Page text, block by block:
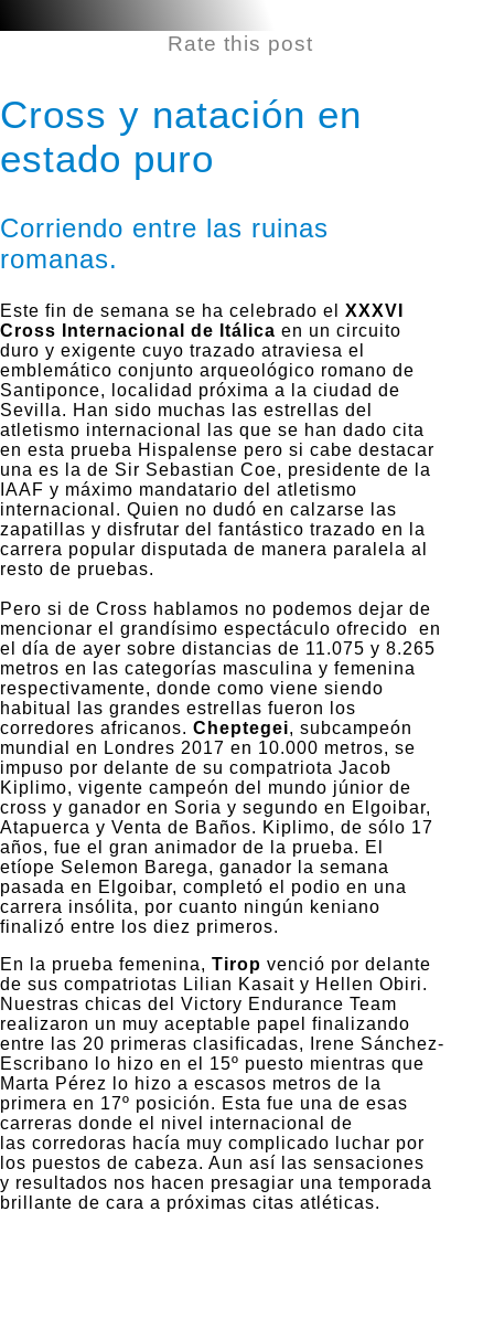
Rate this post
Cross y natación en
estado puro
Corriendo entre las ruinas
romanas.
Este fin de semana se ha celebrado el XXXVI
Cross Internacional de Itálica en un circuito
duro y exigente cuyo trazado atraviesa el
emblemático conjunto arqueológico romano de
Santiponce, localidad próxima a la ciudad de
Sevilla. Han sido muchas las estrellas del
atletismo internacional las que se han dado cita
en esta prueba Hispalense pero si cabe destacar
una es la de Sir Sebastian Coe, presidente de la
IAAF y máximo mandatario del atletismo
internacional. Quien no dudó en calzarse las
zapatillas y disfrutar del fantástico trazado en la
carrera popular disputada de manera paralela al
resto de pruebas.
Pero si de Cross hablamos no podemos dejar de
mencionar el grandísimo espectáculo ofrecido en
el día de ayer sobre distancias de 11.075 y 8.265
metros en las categorías masculina y femenina
respectivamente, donde como viene siendo
habitual las grandes estrellas fueron los
corredores africanos. Cheptegei, subcampeón
mundial en Londres 2017 en 10.000 metros, se
impuso por delante de su compatriota Jacob
Kiplimo, vigente campeón del mundo júnior de
cross y ganador en Soria y segundo en Elgoibar,
Atapuerca y Venta de Baños. Kiplimo, de sólo 17
años, fue el gran animador de la prueba. El
etíope Selemon Barega, ganador la semana
pasada en Elgoibar, completó el podio en una
carrera insólita, por cuanto ningún keniano
finalizó entre los diez primeros.
En la prueba femenina, Tirop venció por delante
de sus compatriotas Lilian Kasait y Hellen Obiri.
Nuestras chicas del Victory Endurance Team
realizaron un muy aceptable papel finalizando
entre las 20 primeras clasificadas, Irene Sánchez-
Escribano lo hizo en el 15º puesto mientras que
Marta Pérez lo hizo a escasos metros de la
primera en 17º posición. Esta fue una de esas
carreras donde el nivel internacional de
las corredoras hacía muy complicado luchar por
los puestos de cabeza. Aun así las sensaciones
y resultados nos hacen presagiar una temporada
brillante de cara a próximas citas atléticas.